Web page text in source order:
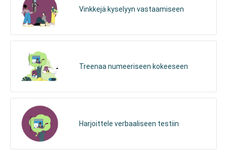
Vinkkejä kyselyyn vastaamiseen
Treenaa numeeriseen kokeeseen
Harjoittele verbaaliseen testiin